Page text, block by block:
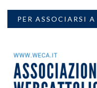
PER ASSOCIARSI A